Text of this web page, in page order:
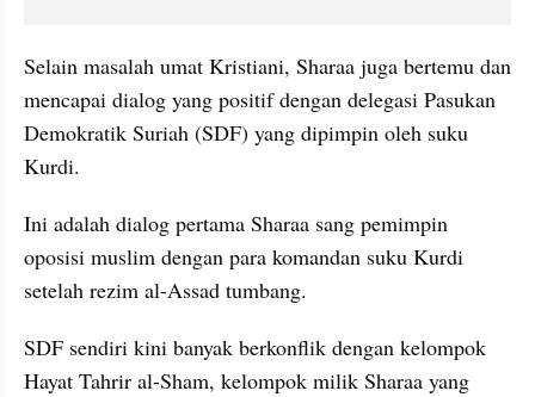
Selain masalah umat Kristiani, Sharaa juga bertemu dan
mencapai dialog yang positif dengan delegasi Pasukan
Demokratik Suriah (SDF) yang dipimpin oleh suku
Kurdi.
Ini adalah dialog pertama Sharaa sang pemimpin
oposisi muslim dengan para komandan suku Kurdi
setelah rezim al-Assad tumbang.
SDF sendiri kini banyak berkonflik dengan kelompok
Hayat Tahrir al-Sham, kelompok milik Sharaa yang